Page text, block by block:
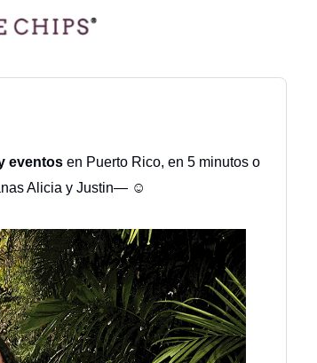
eventos en Puerto Rico, en 5 minutos o
Alicia y Justin— ☺️